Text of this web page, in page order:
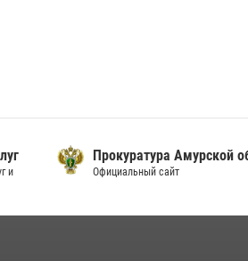
и
Прокуратура Амурской
Официальный сайт